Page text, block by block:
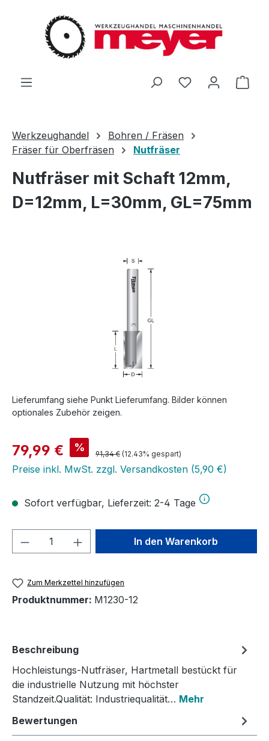
Zum Hauptinhalt springen
Du hast 0
Werkzeughandel
Bohren / Fräsen
Fräser für Oberfräsen
Nutfräser
Nutfräser mit Schaft 12mm,
D=12mm, L=30mm, GL=75mm
Bildergalerie überspringen
Lieferumfang siehe Punkt Lieferumfang. Bilder können
optionales Zubehör zeigen.
Verkaufspreis:
79,99 € % Regulärer Preis:
91,34 € (12.43% gespart)
Preise inkl. MwSt. zzgl. Versandkosten (5,90 €)
Sofort verfügbar, Lieferzeit: 2-4 Tage
Produkt Anzahl: Gib denIn den Warenkorb
Zum Merkzettel hinzufügen
Produktnummer: M1230-12
Beschreibung
Hochleistungs-Nutfräser, Hartmetall bestückt für
die industrielle Nutzung mit höchster
Standzeit.Qualität: Industriequalität… Mehr
Bewertungen